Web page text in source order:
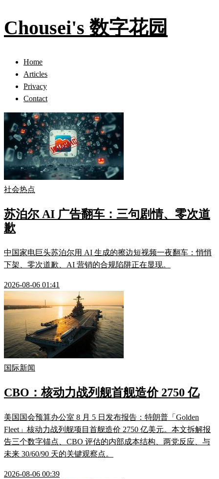
Chousei's 数字花园
Home
Articles
Privacy
Contact
社会热点
苏泊尔 AI 广告翻车：三句剧情、零次道
歉
中国家电巨头苏泊尔用 AI 生成的擦边短视频一夜翻车：悄悄
下架、零次道歉、AI 营销的合规陷阱正在显现。
2026-08-06 01:41
国际新闻
CBO：核动力战列舰首舰造价 2750 亿
美国国会预算办公室 8 月 5 日发布报告：特朗普「Golden
Fleet」核动力战列舰项目首舰造价 2750 亿美元。本文拆解报
告三个数字锚点、CBO 评估的内部成本结构、两党反应、与
未来 30/60/90 天的关键观察点。
2026-08-06 00:39